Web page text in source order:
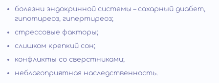
болезни эндокринной системы – сахарный диабет,
гипотиреоз, гипертиреоз;
стрессовые факторы;
слишком крепкий сон;
конфликты со сверстниками;
неблагоприятная наследственность.